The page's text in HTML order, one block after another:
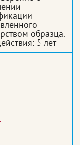
образца.
5 лет